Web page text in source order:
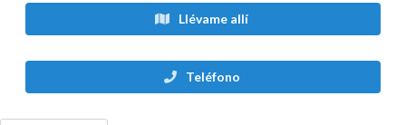
Llévame allí
Teléfono